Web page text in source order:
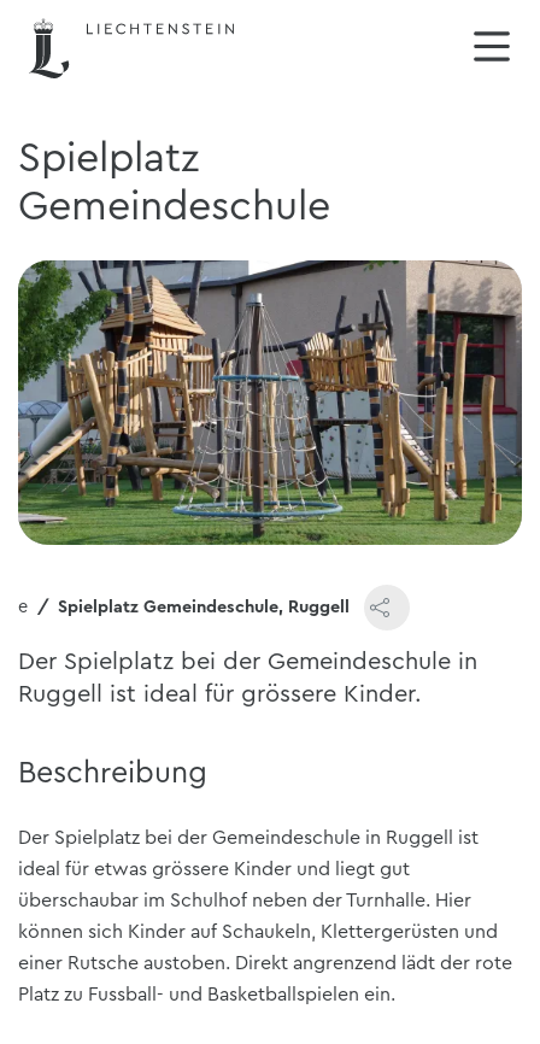
Spielplatz
Gemeindeschule
Spielplatz Gemeindeschule, Ruggell
Der Spielplatz bei der Gemeindeschule in
Ruggell ist ideal für grössere Kinder.
Beschreibung
Der Spielplatz bei der Gemeindeschule in Ruggell ist
ideal für etwas grössere Kinder und liegt gut
überschaubar im Schulhof neben der Turnhalle. Hier
können sich Kinder auf Schaukeln, Klettergerüsten und
einer Rutsche austoben. Direkt angrenzend lädt der rote
Platz zu Fussball- und Basketballspielen ein.